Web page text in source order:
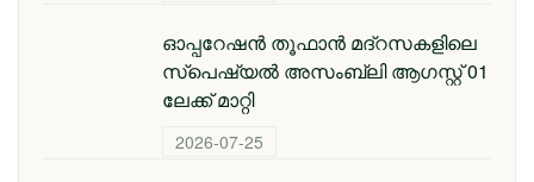
ഓപ്പറേഷൻ തൂഫാൻ മദ്റസകളിലെ
സ്പെഷ്യൽ അസംബ്ലി ആഗസ്റ്റ് 01
ലേക്ക് മാറ്റി
2026-07-25